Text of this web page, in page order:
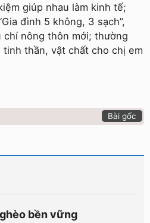
giúp nhau làm kinh tế;
đình 5 không, 3 sạch”,
nông thôn mới; thường
thần, vật chất cho chị em
Bài gốc
bền vững